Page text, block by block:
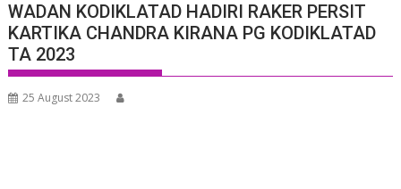
WADAN KODIKLATAD HADIRI RAKER PERSIT
KARTIKA CHANDRA KIRANA PG KODIKLATAD
TA 2023
25 August 2023